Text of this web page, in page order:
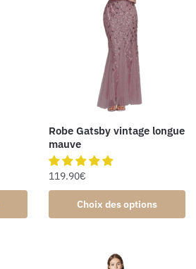
Robe Gatsby vintage longue
mauve
119.90€
Choix des options